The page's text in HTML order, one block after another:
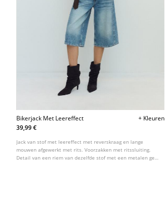
Bikerjack Met Leereffect
+ Kleuren
39,99 €
Jack van stof met leereffect met reverskraag en lange
mouwen afgewerkt met rits. Voorzakken met ritssluiting.
Detail van een riem van dezelfde stof met een metalen gesp